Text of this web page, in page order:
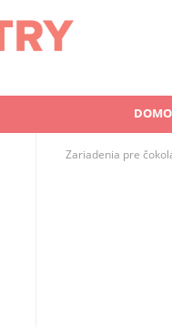
Zariadenia pre